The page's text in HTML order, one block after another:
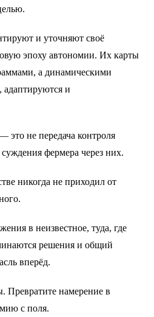
и уточняют своё
эпоху автономии. Их карты
а динамическими
адаптируются и
не передача контроля
фермера через них.
никогда не приходил от
в неизвестное, туда, где
решения и общий
вперёд.
Превратите намерение в
с поля.